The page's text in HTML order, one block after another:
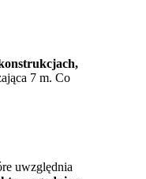
7 m. Co
uwzględnia